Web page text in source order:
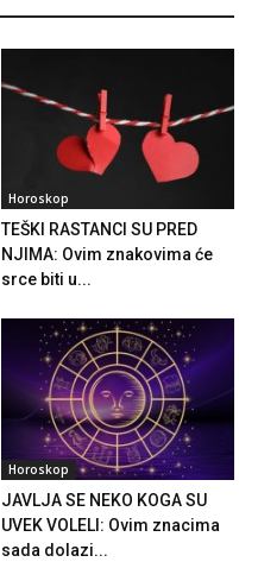
Horoskop
TEŠKI RASTANCI SU PRED
NJIMA: Ovim znakovima će
srce biti u...
Horoskop
JAVLJA SE NEKO KOGA SU
UVEK VOLELI: Ovim znacima
sada dolazi...